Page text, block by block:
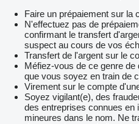
Faire un prépaiement sur la
N'effectuez pas de
confirmant le transfert
suspect au cours de vos
Transfert de l'argent sur le
Méfiez-vous de ce genre
que vous soyez en train de
Virement sur le compte
Soyez vigilant(e), des
des entreprises connues en
mineures dans le nom. Ne